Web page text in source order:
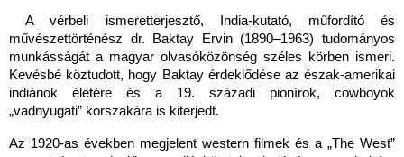
A vérbeli ismeretterjesztő, India-kutató, műfordító és
művészettörténész dr. Baktay Ervin (1890–1963) tudományos
munkásságát a magyar olvasóközönség széles körben ismeri.
Kevésbé köztudott, hogy Baktay érdeklődése az észak-amerikai
indiánok életére és a 19. századi pionírok, cowboyok
„vadnyugati” korszakára is kiterjedt.
Az 1920-as években megjelent western filmek és a „The West”